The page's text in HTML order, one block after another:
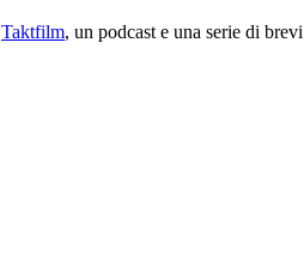
Taktfilm, un podcast e una serie di